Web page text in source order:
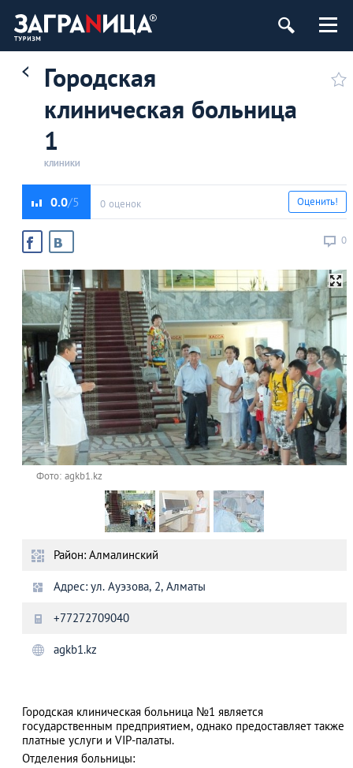
Городская
клиническая больница
1
КЛИНИКИ
0.0 0 оценок
0
Оценить!
Фото: agkb1.kz
Район: Алмалинский
Адрес: ул. Ауэзова, 2, Алматы
+77272709040
agkb1.kz
Городская клиническая больница №1 является
государственным предприятием, однако предоставляет также
платные услуги и VIP-палаты.
Отделения больницы: